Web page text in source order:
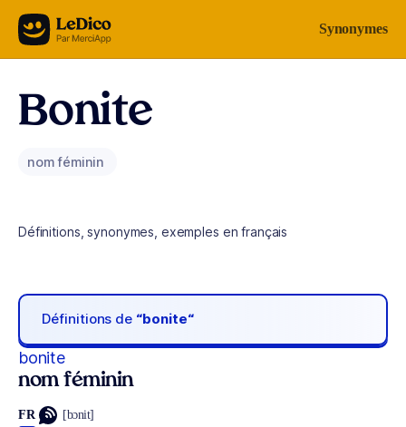
Aller au contenu Synonymes
Bonite
nom féminin
Définitions, synonymes, exemples en français
Définitions de “bonite“
bonite
nom féminin
FR [bɔnit]